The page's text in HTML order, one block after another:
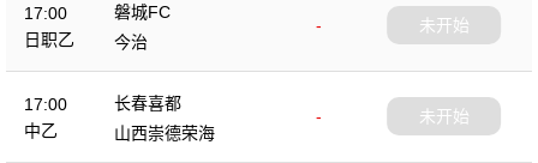
17:00
日职乙
磐城FC
-
今治
未开始
17:00
中乙
长春喜都
-
山西崇德荣海
未开始